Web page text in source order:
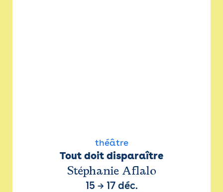
théâtre
Tout doit disparaître
Stéphanie Aflalo
15 → 17 déc.